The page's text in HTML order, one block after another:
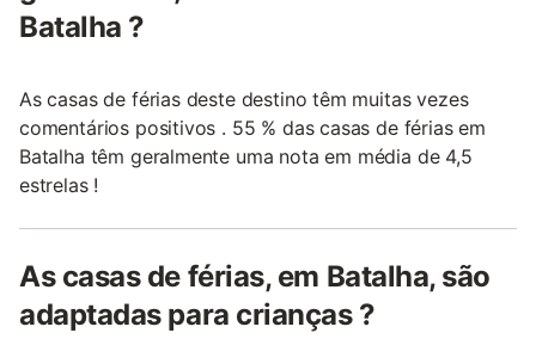
Batalha ?
As casas de férias deste destino têm muitas vezes
comentários positivos . 55 % das casas de férias em
Batalha têm geralmente uma nota em média de 4,5
estrelas !
As casas de férias, em Batalha, são
adaptadas para crianças ?